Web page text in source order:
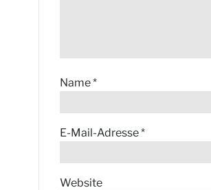
Name*
E-Mail-Adresse*
Website